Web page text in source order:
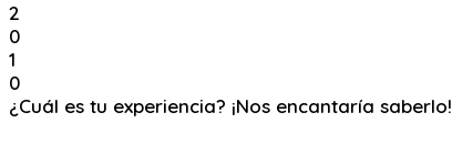
2
0
1
0
¿Cuál es tu experiencia? ¡Nos encantaría saberlo!